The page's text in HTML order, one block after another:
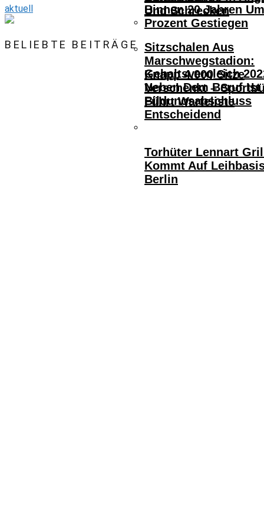
Und Schrecken
Binnen 20 Jahren
Prozent Gestiegen
Gehaltsvergleich
Neben Dem Beruf Ist
Bildungsabschluss
Entscheidend
Sitzschalen Aus
Marschwegstadion:
Knapp 4.000 Sitze
Verschenkt –
Führt Warteliste
Torhüter Lennart
Kommt Auf
Berlin
aktuell
BELIEBTE BEITRÄGE